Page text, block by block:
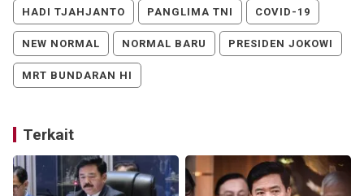
HADI TJAHJANTO PANGLIMA TNI COVID-19
NEW NORMAL NORMAL BARU PRESIDEN JOKOWI
MRT BUNDARAN HI
Terkait